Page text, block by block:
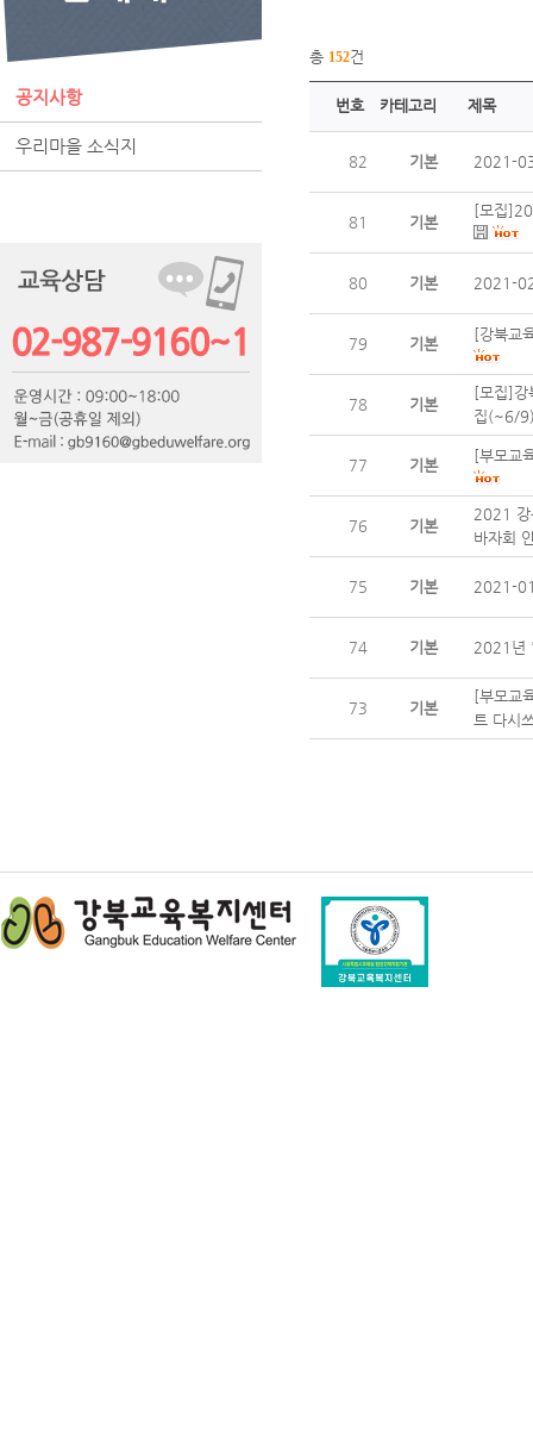
공지사항
우리마을 소식지
총 152건
번호 카테고리 제목
82 기본 2021-
81 기본
[모집
80 기본 2021-
79 기본
[강북교
78 기본
[모집]강
집(~6/
77 기본
[부모교
76 기본
2021 강
바자회
75 기본 2021-
74 기본 2021년
73 기본
[부모교
트 다시